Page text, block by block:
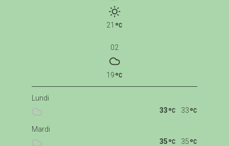
21
02
19
Lundi
33
33
Mardi
35
35